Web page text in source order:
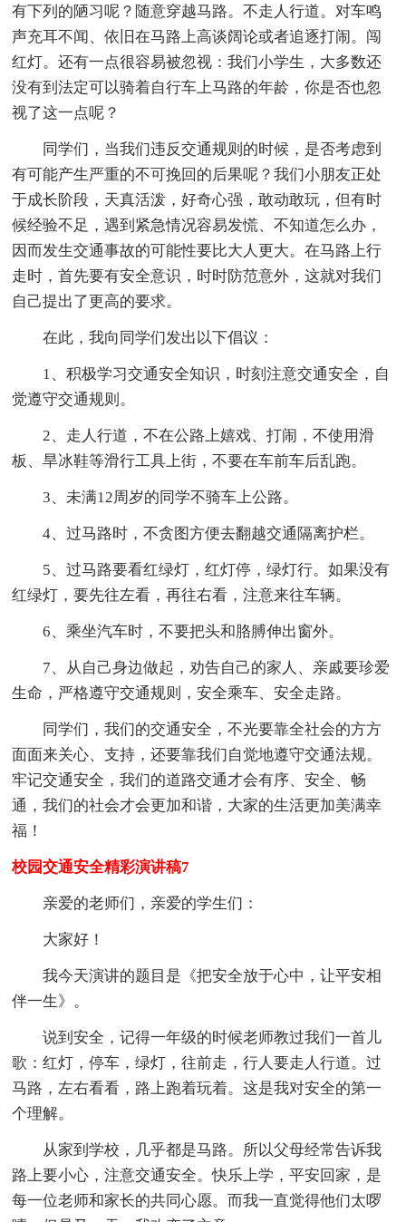
有下列的陋习呢？随意穿越马路。不走人行道。对车鸣
声充耳不闻、依旧在马路上高谈阔论或者追逐打闹。闯
红灯。还有一点很容易被忽视：我们小学生，大多数还
没有到法定可以骑着自行车上马路的年龄，你是否也忽
视了这一点呢？
同学们，当我们违反交通规则的时候，是否考虑到
有可能产生严重的不可挽回的后果呢？我们小朋友正处
于成长阶段，天真活泼，好奇心强，敢动敢玩，但有时
候经验不足，遇到紧急情况容易发慌、不知道怎么办，
因而发生交通事故的可能性要比大人更大。在马路上行
走时，首先要有安全意识，时时防范意外，这就对我们
自己提出了更高的要求。
在此，我向同学们发出以下倡议：
1、积极学习交通安全知识，时刻注意交通安全，自
觉遵守交通规则。
2、走人行道，不在公路上嬉戏、打闹，不使用滑
板、旱冰鞋等滑行工具上街，不要在车前车后乱跑。
3、未满12周岁的同学不骑车上公路。
4、过马路时，不贪图方便去翻越交通隔离护栏。
5、过马路要看红绿灯，红灯停，绿灯行。如果没有
红绿灯，要先往左看，再往右看，注意来往车辆。
6、乘坐汽车时，不要把头和胳膊伸出窗外。
7、从自己身边做起，劝告自己的家人、亲戚要珍爱
生命，严格遵守交通规则，安全乘车、安全走路。
同学们，我们的交通安全，不光要靠全社会的方方
面面来关心、支持，还要靠我们自觉地遵守交通法规。
牢记交通安全，我们的道路交通才会有序、安全、畅
通，我们的社会才会更加和谐，大家的生活更加美满幸
福！
校园交通安全精彩演讲稿7
亲爱的老师们，亲爱的学生们：
大家好！
我今天演讲的题目是《把安全放于心中，让平安相
伴一生》。
说到安全，记得一年级的时候老师教过我们一首儿
歌：红灯，停车，绿灯，往前走，行人要走人行道。过
马路，左右看看，路上跑着玩着。这是我对安全的第一
个理解。
从家到学校，几乎都是马路。所以父母经常告诉我
路上要小心，注意交通安全。快乐上学，平安回家，是
每一位老师和家长的共同心愿。而我一直觉得他们太啰